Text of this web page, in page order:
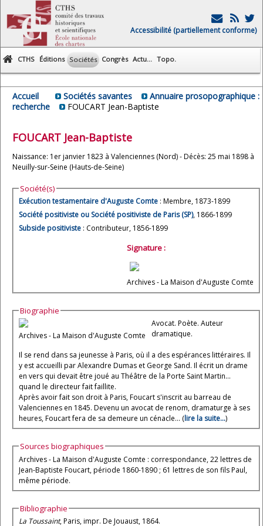
Accessibilité (partiellement conforme)
CTHS Éditions Sociétés Congrès Actu... Topo.
Accueil Sociétés savantes
Annuaire prosopographique :
recherche
FOUCART Jean-Baptiste
FOUCART Jean-Baptiste
Naissance: 1er janvier 1823 à Valenciennes (Nord) - Décès: 25 mai 1898 à
Neuilly-sur-Seine (Hauts-de-Seine)
Société(s)
Exécution testamentaire d'Auguste Comte : Membre, 1873-1899
Société positiviste ou Société positiviste de Paris (SP), 1866-1899
Subside positiviste : Contributeur, 1856-1899
Signature :
Archives - La Maison d'Auguste Comte
Biographie
Archives - La Maison d'Auguste Comte
Avocat. Poète. Auteur
dramatique.
Il se rend dans sa jeunesse à Paris, où il a des espérances littéraires. Il
y est accueilli par Alexandre Dumas et George Sand. Il écrit un drame
en vers qui devait être joué au Théâtre de la Porte Saint Martin...
quand le directeur fait faillite.
Après avoir fait son droit à Paris, Foucart s'inscrit au barreau de
Valenciennes en 1845. Devenu un avocat de renom, dramaturge à ses
heures, Foucart fera de sa demeure un cénacle... (lire la suite...)
Sources biographiques
Archives - La Maison d'Auguste Comte : correspondance, 22 lettres de
Jean-Baptiste Foucart, période 1860-1890 ; 61 lettres de son fils Paul,
même période.
Bibliographie
La Toussaint, Paris, impr. De Jouaust, 1864.